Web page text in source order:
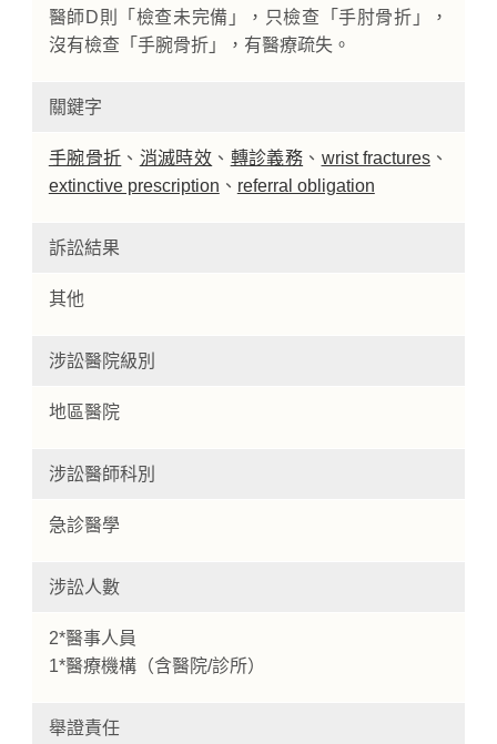
醫師D則「檢查未完備」，只檢查「手肘骨折」，
沒有檢查「手腕骨折」，有醫療疏失。
關鍵字
手腕骨折 、 消滅時效 、 轉診義務 、 wrist fractures、
extinctive prescription 、 referral obligation
訴訟結果
其他
涉訟醫院級別
地區醫院
涉訟醫師科別
急診醫學
涉訟人數
2*醫事人員
1*醫療機構（含醫院/診所）
舉證責任